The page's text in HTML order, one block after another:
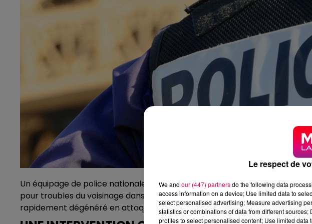
Un équipage de police nationale est intervenu ce mardi en fin d'après-
pour troubles du voisinage dans un quartier résidentiel du centre de
rapidement dégénéré en attaque violente au couteau contre les agents.
Le respect de
We and our (447) partnersdo the following data
access information on a device; Use limited data to
select personalised advertising; Measure advertising
statistics or combinations of data from different
profiles to select personalised content; Use limited